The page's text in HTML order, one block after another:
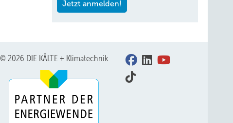
Jetzt anmelden!
© 2026 DIE KÄLTE + Klimatechnik